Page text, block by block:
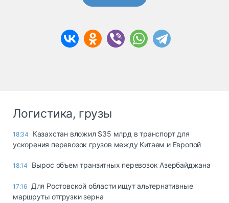
Логистика, грузы
18:34
Казахстан вложил $35 млрд в транспорт для
ускорения перевозок грузов между Китаем и Европой
18:14 Вырос объем транзитных перевозок Азербайджана
17:16 Для Ростовской области ищут альтернативные
маршруты отгрузки зерна